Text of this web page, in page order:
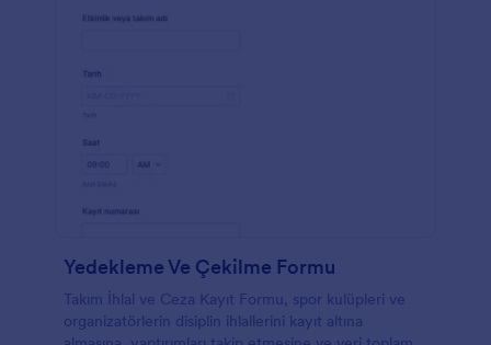
Yedekleme Ve Çekilme Formu
Takım İhlal ve Ceza Kayıt Formu, spor kulüpleri ve
organizatörlerin disiplin ihlallerini kayıt altına